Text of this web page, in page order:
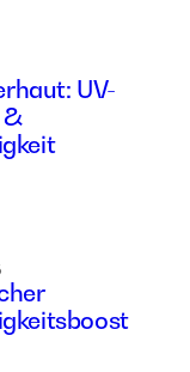
UV-
&